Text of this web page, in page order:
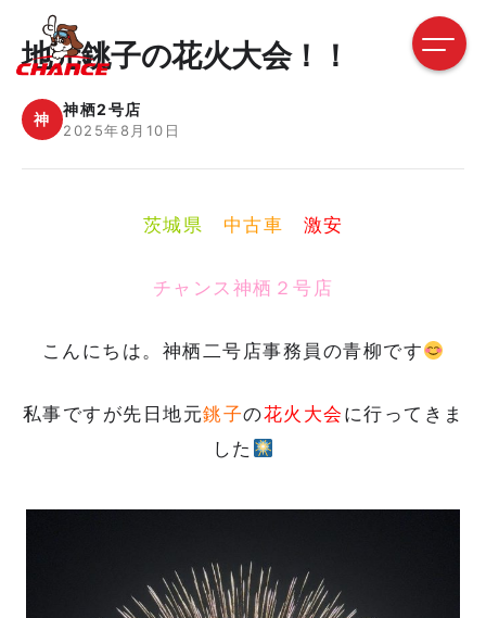
地元銚子の花火大会！！
神
神栖2号店
2025年8月10日
茨城県 中古車 激安
チャンス神栖２号店
こんにちは。神栖二号店事務員の青柳です
私事ですが先日地元銚子の花火大会 に行ってきま
した